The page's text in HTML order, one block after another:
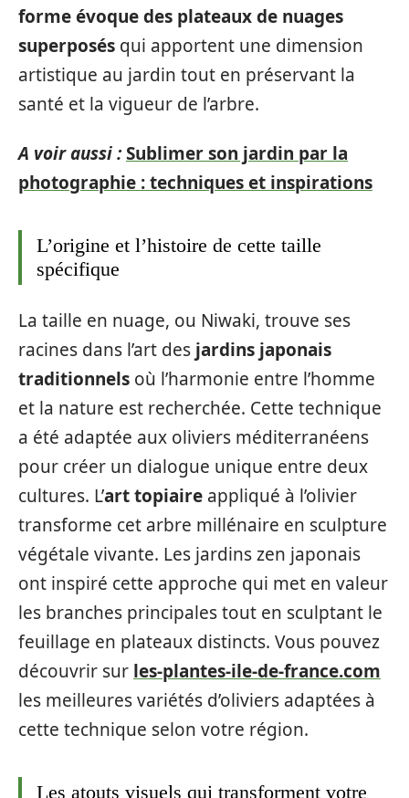
forme évoque des plateaux de nuages
superposés qui apportent une dimension
artistique au jardin tout en préservant la
santé et la vigueur de l’arbre.
A voir aussi :Sublimer son jardin par la
photographie : techniques et inspirations
L’origine et l’histoire de cette taille
spécifique
La taille en nuage, ou Niwaki, trouve ses
racines dans l’art des jardins japonais
traditionnels où l’harmonie entre l’homme
et la nature est recherchée. Cette technique
a été adaptée aux oliviers méditerranéens
pour créer un dialogue unique entre deux
cultures. L’art topiaire appliqué à l’olivier
transforme cet arbre millénaire en sculpture
végétale vivante. Les jardins zen japonais
ont inspiré cette approche qui met en valeur
les branches principales tout en sculptant le
feuillage en plateaux distincts. Vous pouvez
découvrir sur les-plantes-ile-de-france.com
les meilleures variétés d’oliviers adaptées à
cette technique selon votre région.
Les atouts visuels qui transforment votre